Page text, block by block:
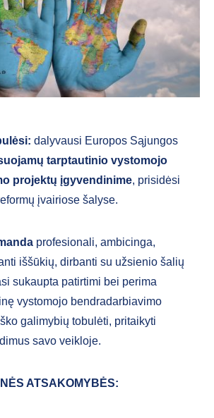
dalyvausi Europos Sąjungos
tarptautinio vystomojo
projektų įgyvendinime, prisidėsi
įvairiose šalyse.
profesionali, ambicinga,
iššūkių, dirbanti su užsienio šalių
sukaupta patirtimi bei perima
vystomojo bendradarbiavimo
galimybių tobulėti, pritaikyti
savo veikloje.
ATSAKOMYBĖS: